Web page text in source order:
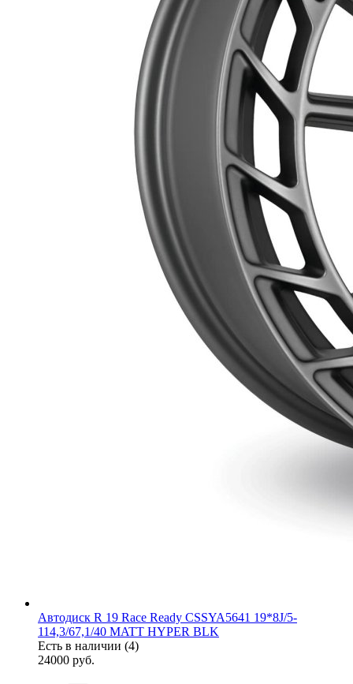
Автодиск R 19 Race Ready CSSYA5641 19*8J/5-
114,3/67,1/40 MATT HYPER BLK
Есть в наличии (4)
24000 руб.